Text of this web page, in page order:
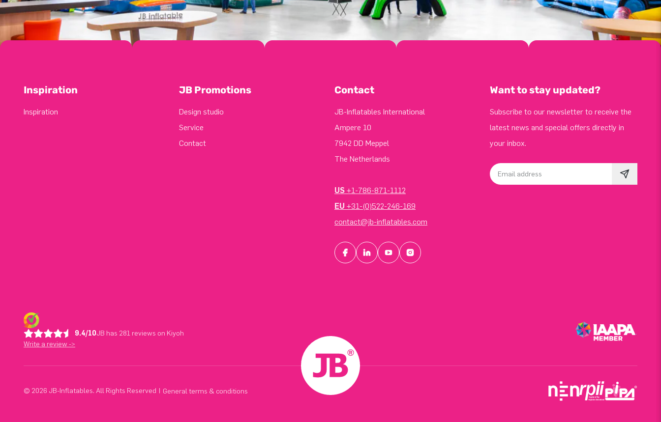
Inspiration
Inspiration
JB Promotions
Design studio
Service
Contact
Contact
JB-Inflatables International
Ampere 10
7942 DD Meppel
The Netherlands
US +1-786-871-1112
EU +31-(0)522-246-169
contact@jb-inflatables.com
Want to stay updated?
Subscribe to our newsletter to receive the
latest news and special offers directly in
your inbox.
Email address
9.4/10JB has 281 reviews on Kiyoh
Write a review ->
© 2026 JB-Inflatables. All Rights Reserved | General terms & conditions